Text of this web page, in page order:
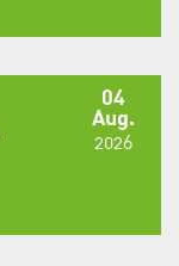
04
Aug.
2026